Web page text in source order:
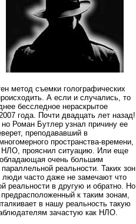
метод съемки голографических
А если и случались, то
бесследное нераскрытое
года. Почти двадцать лет назад!
Роман Бутлер узнал причину ее
преподававший в
пространства-времени,
НЛО, прояснил ситуацию. Или еще
очень большим
реальности. Таких зон
часто даже не замечают что
реальности в другую и обратно. Но
к таким зонам,
в нашу реальность такую
зачастую как НЛО.